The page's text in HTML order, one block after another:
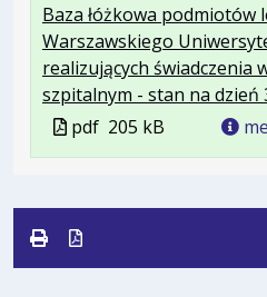
Baza łóżkowa podmiotów
Warszawskiego
realizujących świadczenia
szpitalnym - stan na dzień
Plik
w
pdf 205 kB